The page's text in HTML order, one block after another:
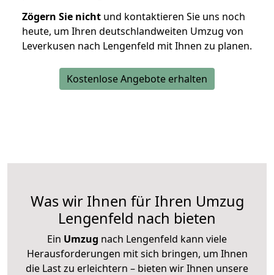
Zögern Sie nicht und kontaktieren Sie uns noch
heute, um Ihren deutschlandweiten Umzug von
Leverkusen nach Lengenfeld mit Ihnen zu planen.
Kostenlose Angebote erhalten
Was wir Ihnen für Ihren Umzug
Lengenfeld nach bieten
Ein Umzug nach Lengenfeld kann viele
Herausforderungen mit sich bringen, um Ihnen
die Last zu erleichtern – bieten wir Ihnen unsere